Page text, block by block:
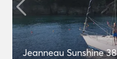
Jeanneau Sunshine 38